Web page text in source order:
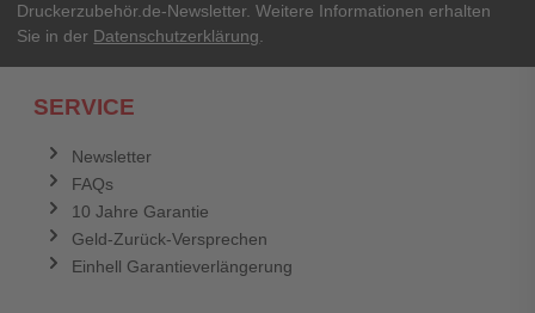
Druckerzubehör.de-Newsletter. Weitere Informationen erhalten
Sie in der Datenschutzerklärung
SERVICE
Newsletter
FAQs
10 Jahre Garantie
Geld-Zurück-Versprechen
Einhell Garantieverlängerung